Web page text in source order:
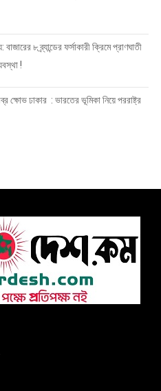
৮ ব্র্যান্ডের ফর্সাকারী ক্রিমে প্রাণঘাতী
!
ক্ষোভ ঢাকার : ভারতের ভূমিকা নিয়ে পররাষ্ট্র